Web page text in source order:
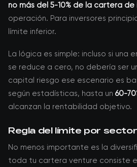
no más del 5-10% de la cartera de
operación. Para inversores
límite inferior.
La lógica es simple: incluso si una
se reduce a cero, no debería ser
capital riesgo ese escenario es
según estadísticas, hasta un 60-
alcanzan la rentabilidad objetivo.
Regla del límite por sector
No menos importante es la
toda tu cartera venture consiste